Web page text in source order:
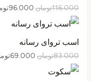
116.000تومان 96.000
اسب تروای رسانه
83.000تومان 69.000